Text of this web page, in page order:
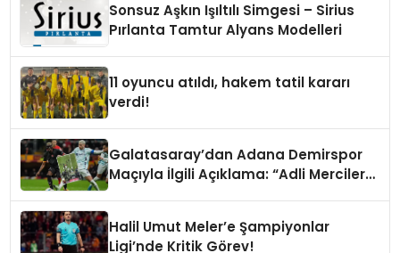
Sonsuz Aşkın Işıltılı Simgesi – Sirius
Pırlanta Tamtur Alyans Modelleri
11 oyuncu atıldı, hakem tatil kararı
verdi!
Galatasaray’dan Adana Demirspor
Maçıyla İlgili Açıklama: “Adli Mercilere
Halil Umut Meler’e Şampiyonlar
Ligi’nde Kritik Görev!